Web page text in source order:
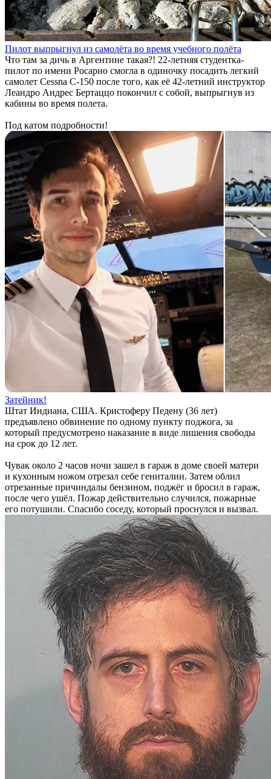
Пилот выпрыгнул из самолёта во время учебного полёта
Что там за дичь в Аргентине такая?! 22-летняя студентка-
пилот по имени Росарио смогла в одиночку посадить легкий
самолет Cessna C-150 после того, как её 42-летний инструктор
Леандро Андрес Бертаццо покончил с собой, выпрыгнув из
кабины во время полета.
Под катом подробности!
Затейник!
Штат Индиана, США. Кристоферу Педену (36 лет)
предъявлено обвинение по одному пункту поджога, за
который предусмотрено наказание в виде лишения свободы
на срок до 12 лет.
Чувак около 2 часов ночи зашел в гараж в доме своей матери
и кухонным ножом отрезал себе гениталии. Затем облил
отрезанные причиндалы бензином, поджёг и бросил в гараж,
после чего ушёл. Пожар действительно случился, пожарные
его потушили. Спасибо соседу, который проснулся и вызвал.